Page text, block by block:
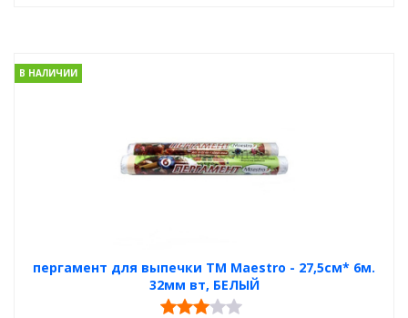
пергамент для выпечки ТМ Maestro - 27,5см* 6м.
32мм вт, БЕЛЫЙ
В НАЛИЧИИ